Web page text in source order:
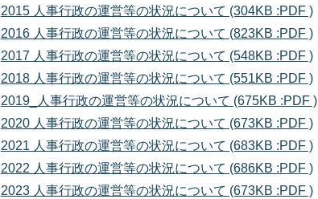
2015 人事行政の運営等の状況について (304KB :PDF )
2016 人事行政の運営等の状況について (823KB :PDF )
2017 人事行政の運営等の状況について (548KB :PDF )
2018 人事行政の運営等の状況について (551KB :PDF )
2019_人事行政の運営等の状況について (675KB :PDF )
2020 人事行政の運営等の状況について (673KB :PDF )
2021 人事行政の運営等の状況について (683KB :PDF )
2022 人事行政の運営等の状況について (686KB :PDF )
2023 人事行政の運営等の状況について (673KB :PDF )